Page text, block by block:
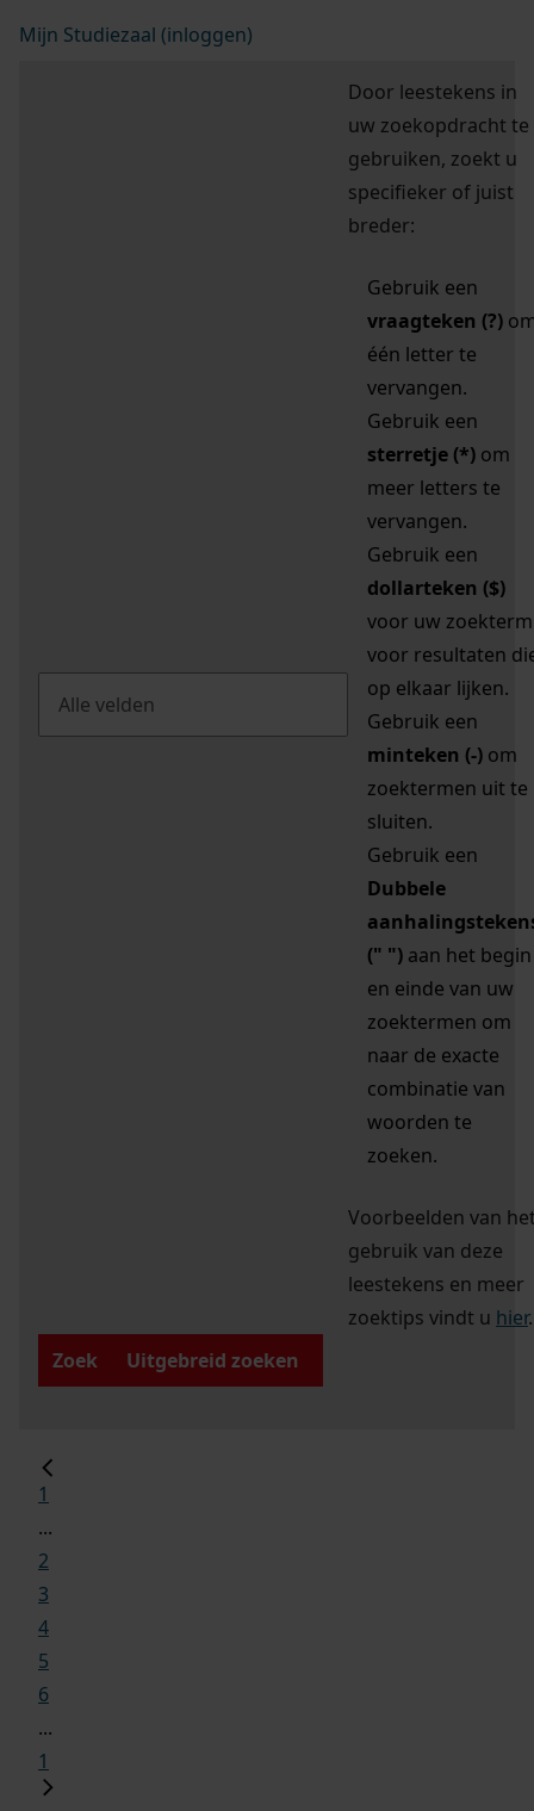
Mijn Studiezaal (inloggen)
Door leestekens in
uw zoekopdracht te
gebruiken, zoekt u
specifieker of juist
breder:
Gebruik een
vraagteken (?)
één letter te
vervangen.
Gebruik een
sterretje (*) om
meer letters te
vervangen.
Gebruik een
dollarteken ($)
voor uw zoekterm
voor resultaten
op elkaar lijken.
Gebruik een
minteken (-) om
zoektermen uit te
sluiten.
Gebruik een
Dubbele
(" ") aan het begin
en einde van uw
zoektermen om
naar de exacte
combinatie van
woorden te
zoeken.
Voorbeelden van
gebruik van deze
leestekens en meer
zoektips vindt u hier.
Zoek
Uitgebreid zoeken
1
...
2
3
4
5
6
...
1